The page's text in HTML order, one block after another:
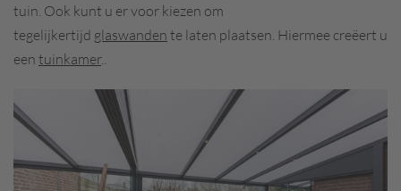
tuin. Ook kunt u er voor kiezen om
tegelijkertijd glaswanden te laten plaatsen. Hiermee creëert u
een tuinkamer.